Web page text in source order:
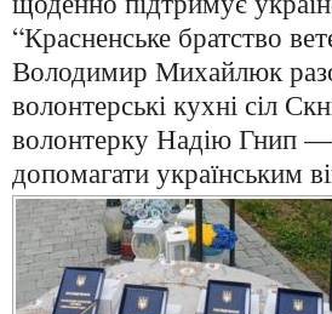
“Красненське братство
Володимир Михайлюк
волонтерські кухні сіл
волонтерку Надію Гнип —
допомагати українським